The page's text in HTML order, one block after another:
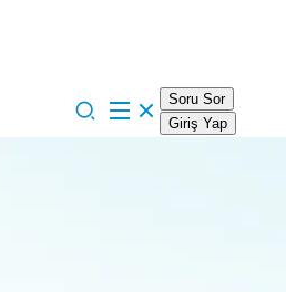
Soru Sor
Giriş Yap